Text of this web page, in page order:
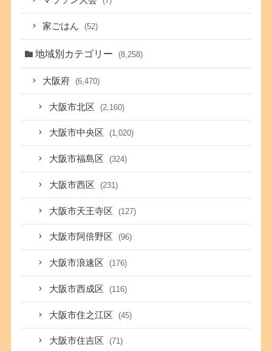
家ごはん (52)
地域別カテゴリー (8,258)
大阪府 (6,470)
大阪市北区 (2,160)
大阪市中央区 (1,020)
大阪市福島区 (324)
大阪市西区 (231)
大阪市天王寺区 (127)
大阪市阿倍野区 (96)
大阪市浪速区 (176)
大阪市西成区 (116)
大阪市住之江区 (45)
大阪市住吉区 (71)